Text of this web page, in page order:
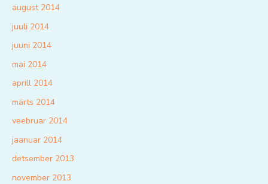
august 2014
juuli 2014
juuni 2014
mai 2014
aprill 2014
märts 2014
veebruar 2014
jaanuar 2014
detsember 2013
november 2013